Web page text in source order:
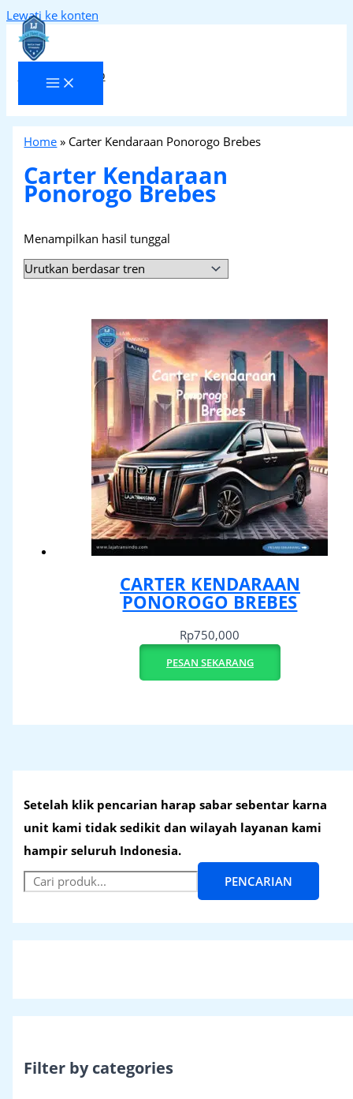
Lewati ke konten
Laja Transindo
Setelah klik pencarian harap sabar sebentar karna
unit kami tidak sedikit dan wilayah layanan kami
hampir seluruh Indonesia.
PENCARIAN
Filter by categories
Home » Carter Kendaraan Ponorogo Brebes
Carter Kendaraan
Ponorogo Brebes
Menampilkan hasil tunggal
CARTER KENDARAAN
PONOROGO BREBES
Rp750,000
PESAN SEKARANG